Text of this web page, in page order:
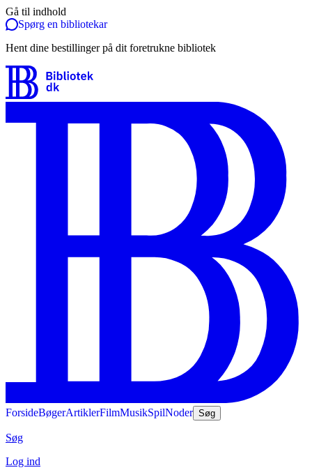
Gå til indhold
Spørg en bibliotekar
Hent dine bestillinger på dit foretrukne bibliotek
ForsideBøgerArtiklerFilmMusikSpilNoder Søg
Søg
Log ind